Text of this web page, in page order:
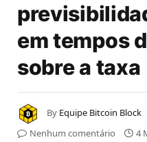
em tempos
sobre a taxa
By Equipe Bitcoin Block
Nenhum comentário
4